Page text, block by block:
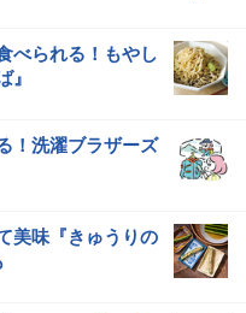
べられる！もやし
！洗濯ブラザーズ
美味『きゅうりの